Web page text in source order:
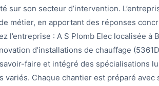
sur son secteur d’intervention.
métier, en apportant des réponses
l’entreprise : A S Plomb Elec localisée à
d’installations de chauffage
faire et intégré des spécialisations
variés. Chaque chantier est préparé avec